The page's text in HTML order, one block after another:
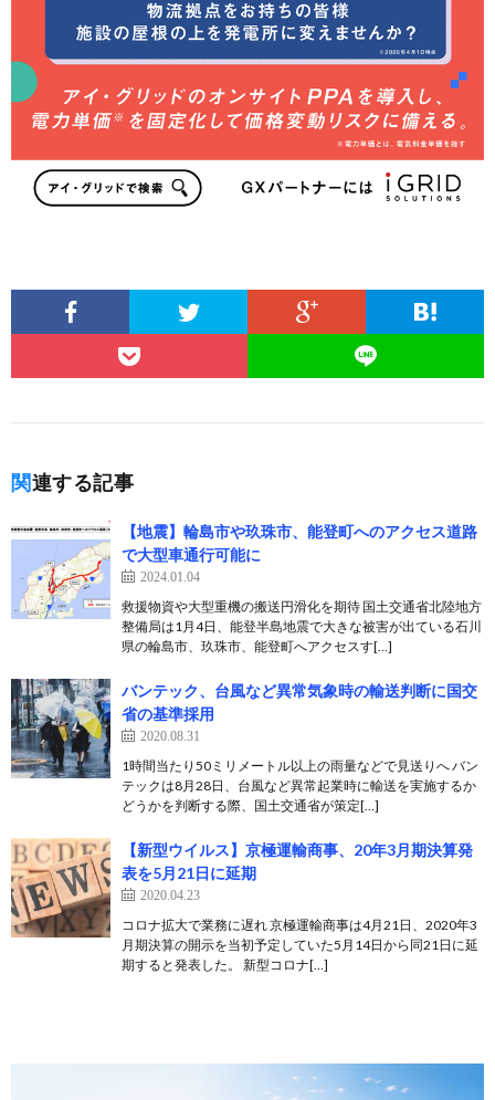
関連する記事
【地震】輪島市や玖珠市、能登町へのアクセス道路
で大型車通行可能に
2024.01.04
救援物資や大型重機の搬送円滑化を期待 国土交通省北陸地方
整備局は1月4日、能登半島地震で大きな被害が出ている石川
県の輪島市、玖珠市、能登町へアクセスす[…]
バンテック、台風など異常気象時の輸送判断に国交
省の基準採用
2020.08.31
1時間当たり50ミリメートル以上の雨量などで見送りへ バン
テックは8月28日、台風など異常起業時に輸送を実施するか
どうかを判断する際、国土交通省が策定[…]
【新型ウイルス】京極運輸商事、20年3月期決算発
表を5月21日に延期
2020.04.23
コロナ拡大で業務に遅れ 京極運輸商事は4月21日、2020年3
月期決算の開示を当初予定していた5月14日から同21日に延
期すると発表した。 新型コロナ[…]